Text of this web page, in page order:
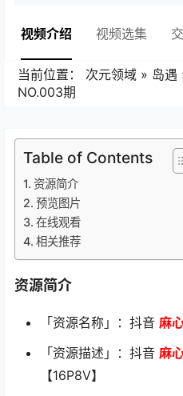
视频介绍 视频选集
当前位置： 次元领域 » 岛遇
NO.003期
Table of Contents
资源简介
预览图片
在线观看
相关推荐
资源简介
「资源名称」：抖音 麻
「资源描述」：抖音 麻
【16P8V】